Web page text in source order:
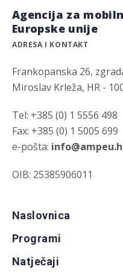
Agencija za
Europske unije
ADRESA I KONTAKT
Frankopanska 26,
Miroslav Krleža, HR -
Tel: +385 (0) 1 5556 498
Fax: +385 (0) 1 5005 699
e-pošta:
OIB: 25385906011
Naslovnica
Programi
Natječaji